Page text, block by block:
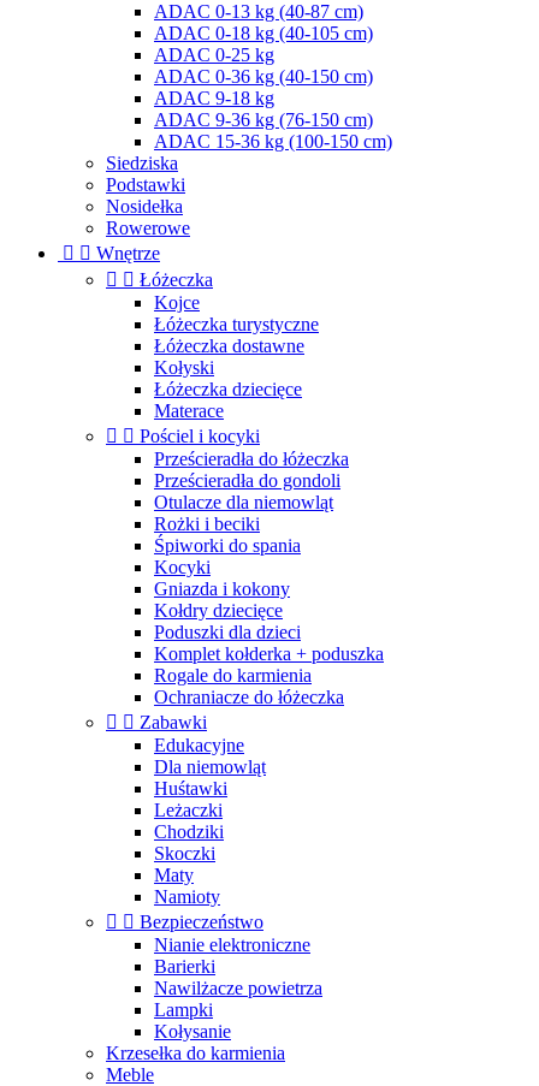
ADAC 0-13 kg (40-87 cm)
ADAC 0-18 kg (40-105 cm)
ADAC 0-25 kg
ADAC 0-36 kg (40-150 cm)
ADAC 9-18 kg
ADAC 9-36 kg (76-150 cm)
ADAC 15-36 kg (100-150 cm)
Siedziska
Podstawki
Nosidełka
Rowerowe
  Wnętrze
  Łóżeczka
Kojce
Łóżeczka turystyczne
Łóżeczka dostawne
Kołyski
Łóżeczka dziecięce
Materace
  Pościel i kocyki
Prześcieradła do łóżeczka
Prześcieradła do gondoli
Otulacze dla niemowląt
Rożki i beciki
Śpiworki do spania
Kocyki
Gniazda i kokony
Kołdry dziecięce
Poduszki dla dzieci
Komplet kołderka + poduszka
Rogale do karmienia
Ochraniacze do łóżeczka
  Zabawki
Edukacyjne
Dla niemowląt
Huśtawki
Leżaczki
Chodziki
Skoczki
Maty
Namioty
  Bezpieczeństwo
Nianie elektroniczne
Barierki
Nawilżacze powietrza
Lampki
Kołysanie
Krzesełka do karmienia
Meble